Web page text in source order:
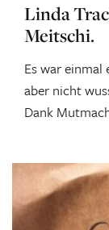
Linda
Meitschi.
Es war einmal
aber nicht
Dank